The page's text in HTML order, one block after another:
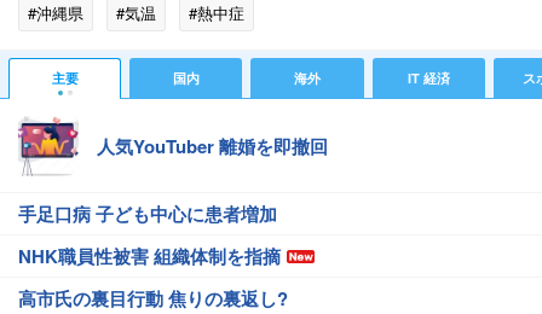
#沖縄県
#気温 #熱中症
主要 国内 海外 IT 経済 ス
人気YouTuber 離婚を即撤回
手足口病 子ども中心に患者増加
NHK職員性被害 組織体制を指摘
高市氏の裏目行動 焦りの裏返し?